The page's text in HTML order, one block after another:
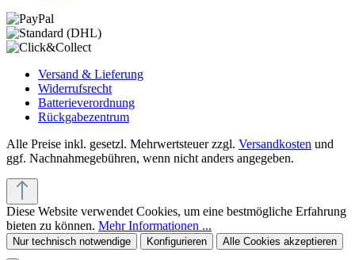
Versand & Lieferung
Widerrufsrecht
Batterieverordnung
Rückgabezentrum
Alle Preise inkl. gesetzl. Mehrwertsteuer zzgl. Versandkosten und
ggf. Nachnahmegebühren, wenn nicht anders angegeben.
Diese Website verwendet Cookies, um eine bestmögliche Erfahrung
bieten zu können. Mehr Informationen ...
Nur technisch notwendige Konfigurieren Alle Cookies akzeptieren